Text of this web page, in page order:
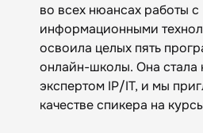
во всех нюансах работы с
информационными
освоила целых пять
онлайн-школы. Она стала
экспертом IP/IT, и мы
качестве спикера на